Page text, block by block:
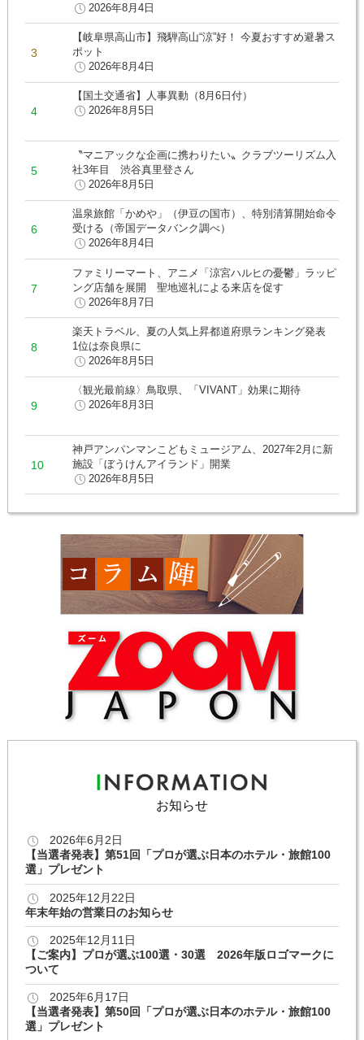
2026年8月4日
【岐阜県高山市】飛騨高山“涼”好！ 今夏おすすめ避暑ス
ポット
2026年8月4日
【国土交通省】人事異動（8月6日付）
2026年8月5日
〝マニアックな企画に携わりたい〟クラブツーリズム入
社3年目 渋谷真里登さん
2026年8月5日
温泉旅館「かめや」（伊豆の国市）、特別清算開始命令
受ける（帝国データバンク調べ）
2026年8月4日
ファミリーマート、アニメ「涼宮ハルヒの憂鬱」ラッピ
ング店舗を展開 聖地巡礼による来店を促す
2026年8月7日
楽天トラベル、夏の人気上昇都道府県ランキング発表
1位は奈良県に
2026年8月5日
〈観光最前線〉鳥取県、「VIVANT」効果に期待
2026年8月3日
神戸アンパンマンこどもミュージアム、2027年2月に新
施設「ぼうけんアイランド」開業
2026年8月5日
お知らせ
2026年6月2日
【当選者発表】第51回「プロが選ぶ日本のホテル・旅館100
選」プレゼント
2025年12月22日
年末年始の営業日のお知らせ
2025年12月11日
【ご案内】プロが選ぶ100選・30選 2026年版ロゴマークに
ついて
2025年6月17日
【当選者発表】第50回「プロが選ぶ日本のホテル・旅館100
選」プレゼント